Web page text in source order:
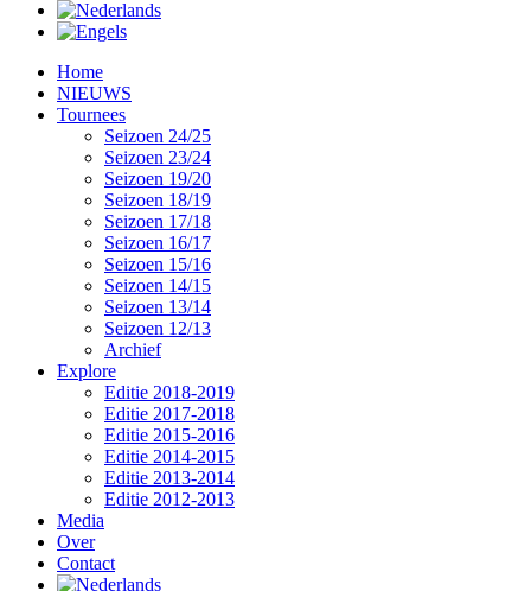
Home
NIEUWS
Tournees
Seizoen 24/25
Seizoen 23/24
Seizoen 19/20
Seizoen 18/19
Seizoen 17/18
Seizoen 16/17
Seizoen 15/16
Seizoen 14/15
Seizoen 13/14
Seizoen 12/13
Archief
Explore
Editie 2018-2019
Editie 2017-2018
Editie 2015-2016
Editie 2014-2015
Editie 2013-2014
Editie 2012-2013
Media
Over
Contact